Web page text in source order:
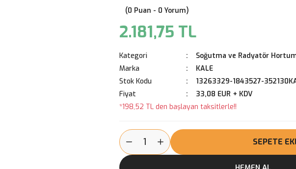
(0 Puan - 0 Yorum)
2.181,75 TL
Kategori
Soğutma ve Radyatör
Marka
KALE
Stok Kodu
13263329-1843527-
Fiyat
33,08 EUR + KDV
*198,52 TL den başlayan taksitlerle!!
SEPETE